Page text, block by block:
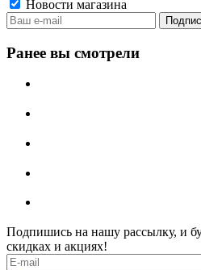
Новости магазина
Ранее вы смотрели
Подпишись на нашу рассылку, и
скидках и акциях!